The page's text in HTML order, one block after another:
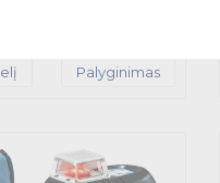
Palyginimas